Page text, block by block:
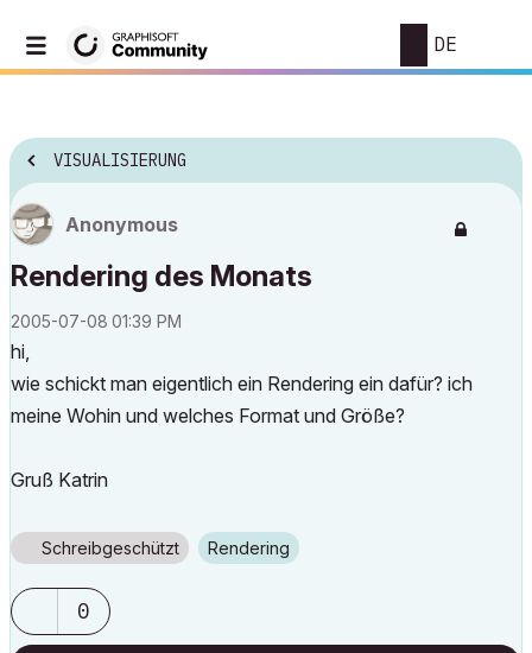
DE
VISUALISIERUNG
Anonymous
Rendering des Monats
‎2005-07-08 01:39 PM
hi,
wie schickt man eigentlich ein Rendering ein dafür? ich
meine Wohin und welches Format und Größe?
Gruß Katrin
Schreibgeschützt Rendering
0